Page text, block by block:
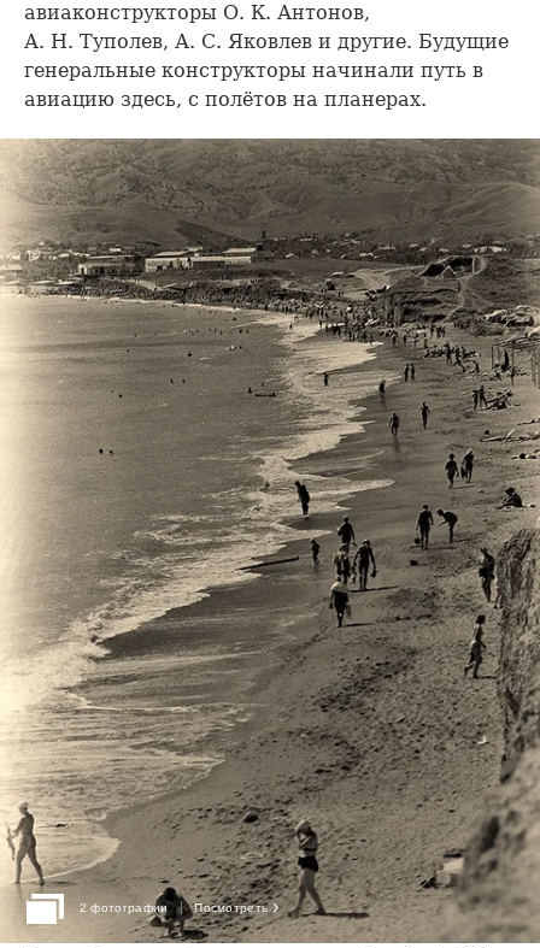
авиаконструкторы О. К. Антонов,
А. Н. Туполев, А. С. Яковлев и другие. Будущие
генеральные конструкторы начинали путь в
авиацию здесь, с полётов на планерах.
2 фотографии Посмотреть ›